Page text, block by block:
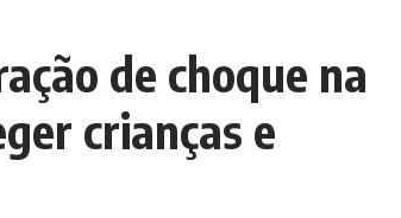
de choque na
crianças e